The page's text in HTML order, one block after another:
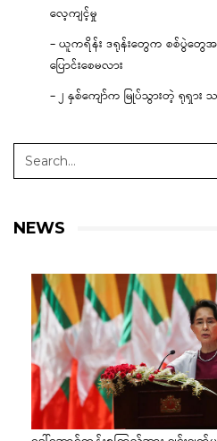
လေ့ကျင့်မှု
– ယူကရိန်း ဒရုန်းတွေက စစ်ပွဲတွ
ပြောင်းစေမလား
– ၂ နှစ်ကျော်က မြုပ်သွားတဲ့ ရုရှား
NEWS